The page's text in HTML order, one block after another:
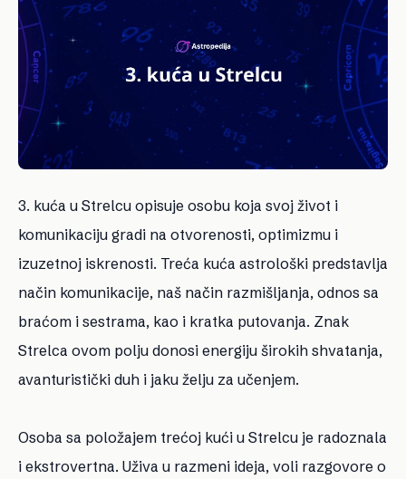
3. kuća u Strelcu opisuje osobu koja svoj život i
komunikaciju gradi na otvorenosti, optimizmu i
izuzetnoj iskrenosti. Treća kuća astrološki predstavlja
način komunikacije, naš način razmišljanja, odnos sa
braćom i sestrama, kao i kratka putovanja. Znak
Strelca ovom polju donosi energiju širokih shvatanja,
avanturistički duh i jaku želju za učenjem.
Osoba sa položajem trećoj kući u Strelcu je radoznala
i ekstrovertna. Uživa u razmeni ideja, voli razgovore o